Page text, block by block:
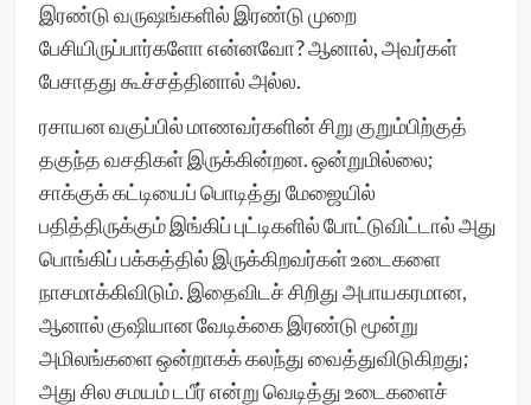
இரண்டு வருஷங்களில் இரண்டு முறை
பேசியிருப்பார்களோ என்னவோ? ஆனால், அவர்கள்
பேசாதது கூச்சத்தினால் அல்ல.
ரசாயன வகுப்பில் மாணவர்களின் சிறு குறும்பிற்குத்
தகுந்த வசதிகள் இருக்கின்றன. ஒன்றுமில்லை;
சாக்குக் கட்டியைப் பொடித்து மேஜையில்
பதித்திருக்கும் இங்கிப் புட்டிகளில் போட்டுவிட்டால் அது
பொங்கிப் பக்கத்தில் இருக்கிறவர்கள் உடைகளை
நாசமாக்கிவிடும். இதைவிடச் சிறிது அபாயகரமான,
ஆனால் குஷியான வேடிக்கை இரண்டு மூன்று
அமிலங்களை ஒன்றாகக் கலந்து வைத்துவிடுகிறது;
அது சில சமயம் டபீர் என்று வெடித்து உடைகளைச்